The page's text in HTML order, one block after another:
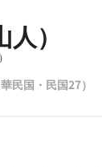
）
民国・民国27）